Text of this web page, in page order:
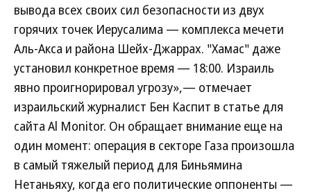
вывода всех своих сил безопасности из двух
горячих точек Иерусалима — комплекса мечети
Аль-Акса и района Шейх-Джаррах. "Хамас" даже
установил конкретное время — 18:00. Израиль
явно проигнорировал угрозу»,— отмечает
израильский журналист Бен Каспит в статье для
сайта Al Monitor. Он обращает внимание еще на
один момент: операция в секторе Газа произошла
в самый тяжелый период для Биньямина
Нетаньяху, когда его политические оппоненты —